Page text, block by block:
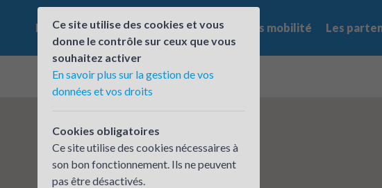
Le challenge Qui participe ? Les offres mobilité Les
Ce site utilise des cookies et vous
donne le contrôle sur ceux que vous
souhaitez activer
En savoir plus sur la gestion de vos
données et vos droits
Cookies obligatoires
Ce site utilise des cookies nécessaires à
son bon fonctionnement. Ils ne peuvent
pas être désactivés.